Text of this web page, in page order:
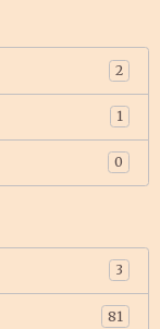
2
1
0
3
81